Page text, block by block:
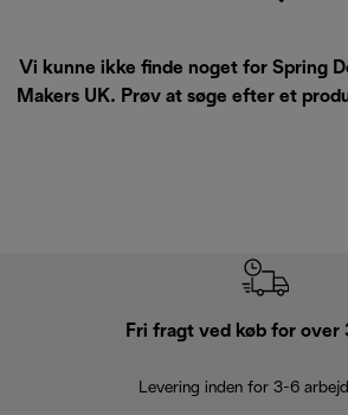
Vi kunne ikke finde noget for Spring
Makers UK. Prøv at søge efter et
Fri fragt ved køb for over
Levering inden for 3-6